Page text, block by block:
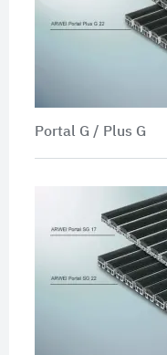
Portal G / Plus G